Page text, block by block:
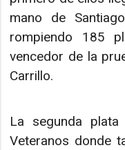
mano de
rompiendo 185
vencedor de la
Carrillo.
La segunda
Veteranos donde